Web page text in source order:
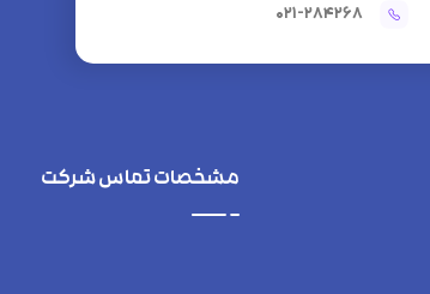
021-284268
مشخصات تماس شرکت